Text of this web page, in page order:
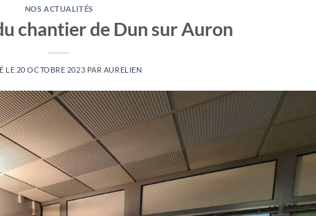
NOS ACTUALITÉS
chantier de Dun sur Auron
LE 20 OCTOBRE 2023 PAR AURELIEN